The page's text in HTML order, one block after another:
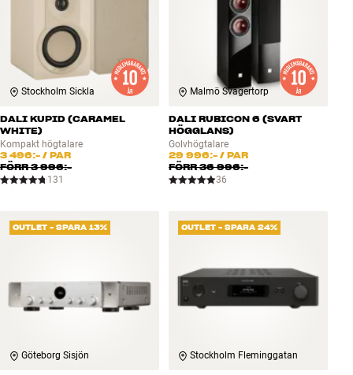
Stockholm Sickla
DALI KUPID (CARAMEL
WHITE)
Kompakt högtalare
3 496:- / PAR
FÖRR3 996:-
131
Malmö Svågertorp
DALI RUBICON 6 (SVART
HÖGGLANS)
Golvhögtalare
29 996:- / PAR
FÖRR36 996:-
36
OUTLET - SPARA 13%
Göteborg Sisjön
OUTLET - SPARA 24%
Stockholm Fleminggatan